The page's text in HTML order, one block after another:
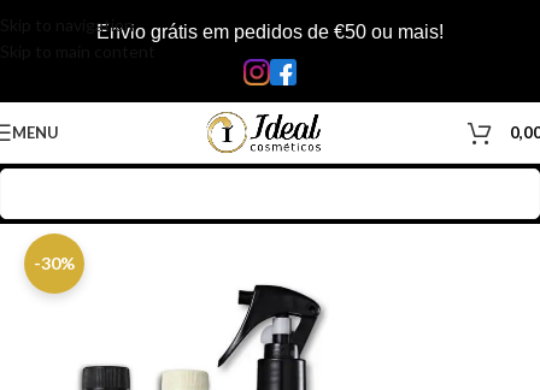
Skip to navigationEnvio grátis em pedidos de €50 ou mais!
MENU
-30%